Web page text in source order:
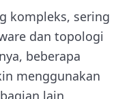
kompleks, sering
dan topologi
beberapa
menggunakan
lain